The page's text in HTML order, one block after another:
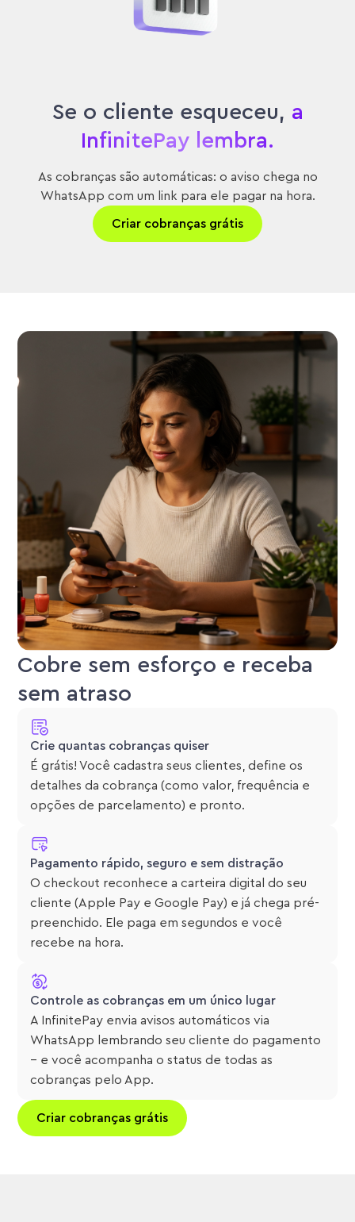
Se o cliente esqueceu, a
InfinitePay lembra.
As cobranças são automáticas: o aviso chega no
WhatsApp com um link para ele pagar na hora.
Criar cobranças grátis
Cobre sem esforço e receba
sem atraso
Crie quantas cobranças quiser
É grátis! Você cadastra seus clientes, define os
detalhes da cobrança (como valor, frequência e
opções de parcelamento) e pronto.
Pagamento rápido, seguro e sem distração
O checkout reconhece a carteira digital do seu
cliente (Apple Pay e Google Pay) e já chega pré-
preenchido. Ele paga em segundos e você
recebe na hora.
Controle as cobranças em um único lugar
A InfinitePay envia avisos automáticos via
WhatsApp lembrando seu cliente do pagamento
– e você acompanha o status de todas as
cobranças pelo App.
Criar cobranças grátis